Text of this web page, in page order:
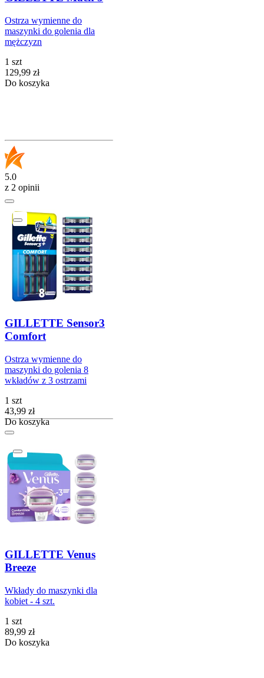
Ostrza wymienne do
maszynki do golenia dla
mężczyzn
1 szt
Cena
129,99 zł
Do koszyka
5.0
z 2 opinii
GILLETTE Sensor3
Comfort
Ostrza wymienne do
maszynki do golenia 8
wkładów z 3 ostrzami
1 szt
Cena
43,99 zł
Do koszyka
GILLETTE Venus
Breeze
Wkłady do maszynki dla
kobiet - 4 szt.
1 szt
Cena
89,99 zł
Do koszyka